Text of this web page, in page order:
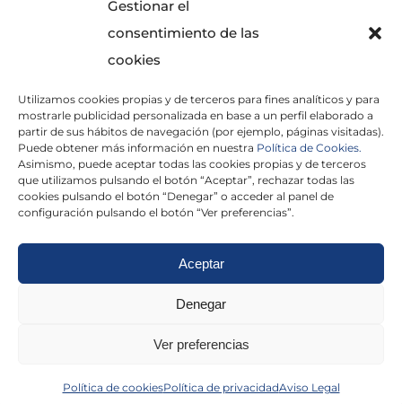
Gestionar el
consentimiento de las
cookies
Utilizamos cookies propias y de terceros para fines analíticos y para
mostrarle publicidad personalizada en base a un perfil elaborado a
partir de sus hábitos de navegación (por ejemplo, páginas visitadas).
Puede obtener más información en nuestra Política de Cookies.
Asimismo, puede aceptar todas las cookies propias y de terceros
que utilizamos pulsando el botón “Aceptar”, rechazar todas las
cookies pulsando el botón “Denegar” o acceder al panel de
configuración pulsando el botón “Ver preferencias”.
Aceptar
Denegar
Ver preferencias
Política de cookiesPolítica de privacidadAviso Legal
He leído y acepto laPolítica de Privacidad
Politica de cookies|Aviso Legal
Madrid|Tarragona